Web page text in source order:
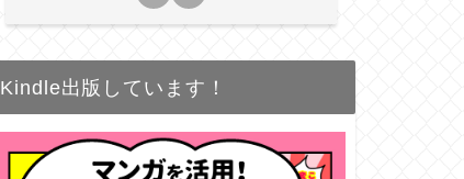
Kindle出版しています！